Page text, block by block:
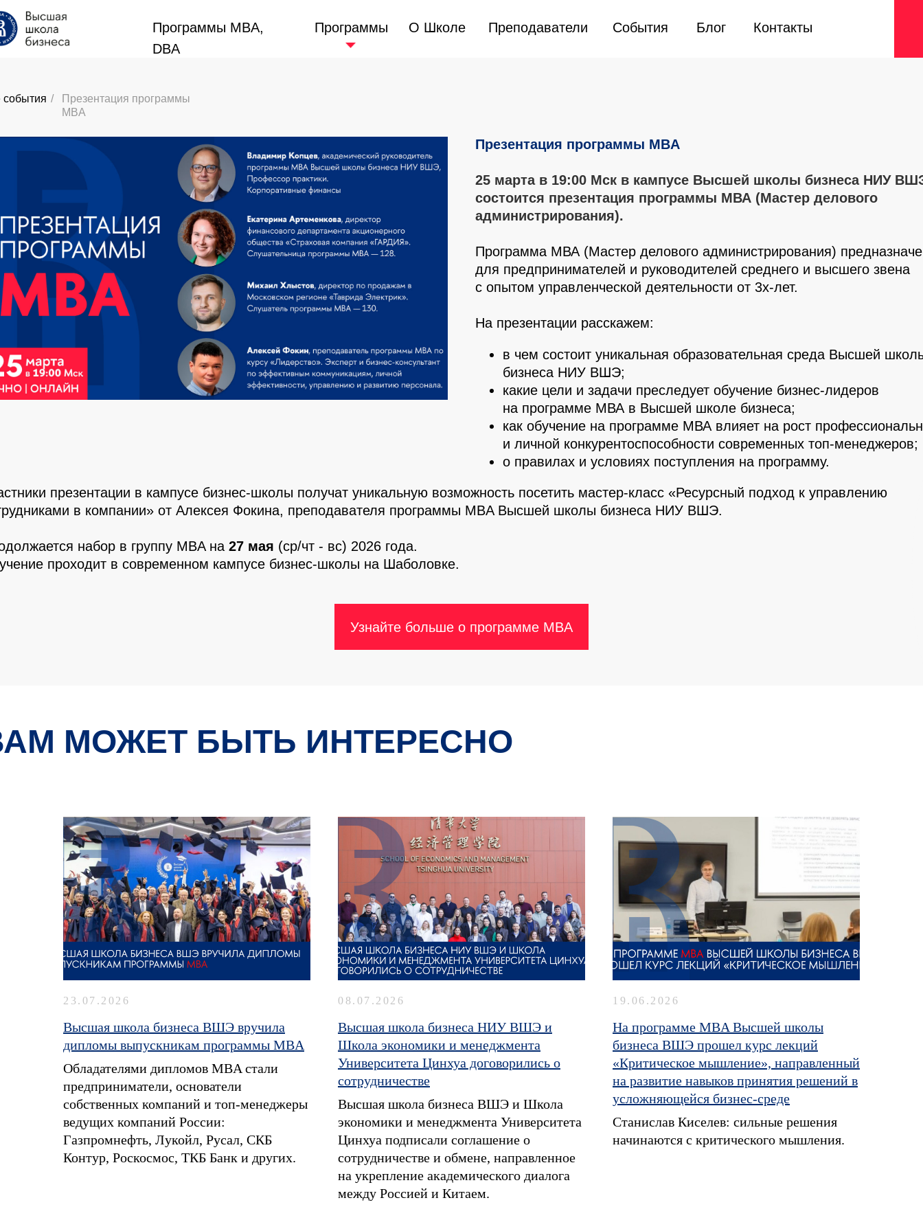
Программы MBA,
DBA
Программы О Школе Преподаватели События Блог Контакты
Программы MBA,
DBA
Программы О Школе Преподаватели События Блог Контакты
Презентация программы MBA
25 марта в 19:00 Мск в кампусе Высшей школы бизнеса НИУ
состоится презентация программы МВА (Мастер делового
администрирования).
Программа МВА (Мастер делового администрирования)
для предпринимателей и руководителей среднего и высшего звена
с опытом управленческой деятельности от 3х-лет.
На презентации расскажем:
в чем состоит уникальная образовательная среда Высшей
бизнеса НИУ ВШЭ;
какие цели и задачи преследует обучение бизнес-лидеров
на программе МВА в Высшей школе бизнеса;
как обучение на программе МВА влияет на рост
и личной конкурентоспособности современных топ-менеджеров;
о правилах и условиях поступления на программу.
события
Презентация программы
MBA
/
презентации в кампусе бизнес-школы получат уникальную возможность посетить мастер-класс «Ресурсный подход к управлению
в компании» от Алексея Фокина, преподавателя программы MBA Высшей школы бизнеса НИУ ВШЭ.
набор в группу MBA на 27 мая (ср/чт - вс) 2026 года.
проходит в современном кампусе бизнес-школы на Шаболовке.
Узнайте больше о программе MBA
МОЖЕТ БЫТЬ ИНТЕРЕСНО
23.07.2026
Высшая школа бизнеса ВШЭ вручила
дипломы выпускникам программы MBA
Обладателями дипломов MBA стали
предприниматели, основатели
собственных компаний и топ-менеджеры
ведущих компаний России:
Газпромнефть, Лукойл, Русал, СКБ
Контур, Роскосмос, ТКБ Банк и других.
08.07.2026
Высшая школа бизнеса НИУ ВШЭ и
Школа экономики и менеджмента
Университета Цинхуа договорились о
сотрудничестве
Высшая школа бизнеса ВШЭ и Школа
экономики и менеджмента Университета
Цинхуа подписали соглашение о
сотрудничестве и обмене, направленное
на укрепление академического диалога
между Россией и Китаем.
19.06.2026
На программе MBA Высшей школы
бизнеса ВШЭ прошел курс лекций
«Критическое мышление», направленный
на развитие навыков принятия решений в
усложняющейся бизнес-среде
Станислав Киселев: сильные решения
начинаются с критического мышления.